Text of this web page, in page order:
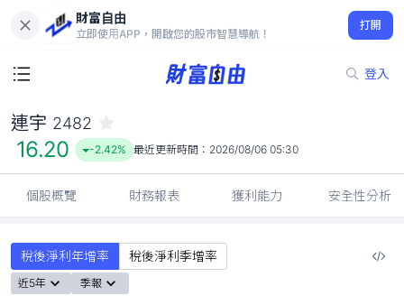
財富自由
立即使用APP，開啟您的股市智慧導航！
打開
登入
16.20
-2.42%
連宇 2482
16.20 -2.42% 最近更新時間： 2026/08/06 05:30
個股概覽 財務報表 獲利能力 安全性分析
稅後淨利年增率 稅後淨利季增率
近5年 季報